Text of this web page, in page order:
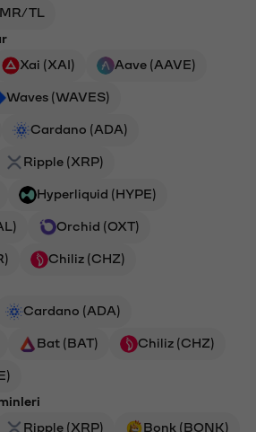
TL
Xai (XAI) Aave (AAVE)
Waves (WAVES)
Cardano (ADA)
Ripple (XRP)
Hyperliquid (HYPE)
Orchid (OXT)
Chiliz (CHZ)
Cardano (ADA)
Bat (BAT) Chiliz (CHZ)
Ripple (XRP) Bonk (BONK)